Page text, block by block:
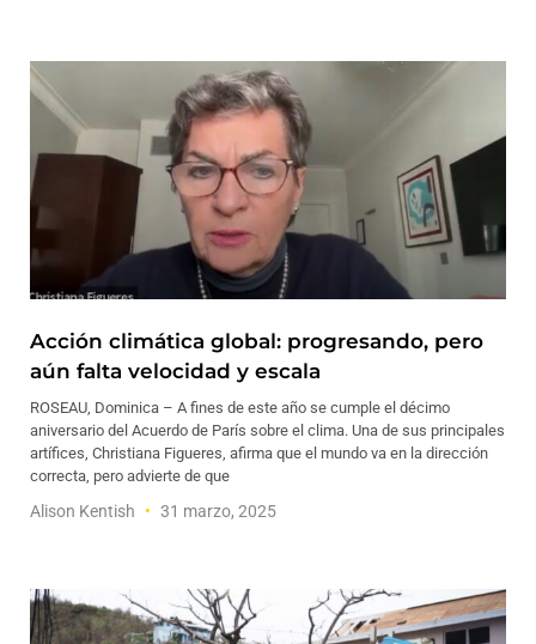
Acción climática global: progresando, pero
aún falta velocidad y escala
ROSEAU, Dominica – A fines de este año se cumple el décimo
aniversario del Acuerdo de París sobre el clima. Una de sus principales
artífices, Christiana Figueres, afirma que el mundo va en la dirección
correcta, pero advierte de que
Alison Kentish 31 marzo, 2025